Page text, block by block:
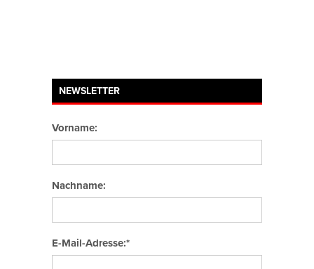
NEWSLETTER
Vorname:
Nachname:
E-Mail-Adresse:*